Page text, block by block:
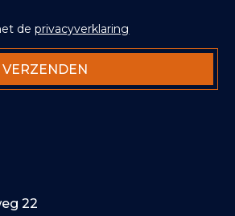
deprivacyverklaring
22